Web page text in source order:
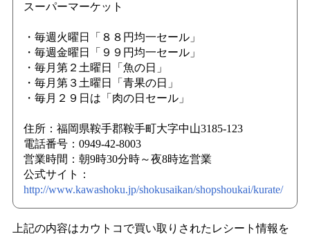
スーパーマーケット
・毎週火曜日「８８円均一セール」
・毎週金曜日「９９円均一セール」
・毎月第２土曜日「魚の日」
・毎月第３土曜日「青果の日」
・毎月２９日は「肉の日セール」
住所：福岡県鞍手郡鞍手町大字中山3185-123
電話番号：0949-42-8003
営業時間：朝9時30分時～夜8時迄営業
公式サイト：
http://www.kawashoku.jp/shokusaikan/shopshoukai/kurate/
上記の内容はカウトコで買い取りされたレシート情報を